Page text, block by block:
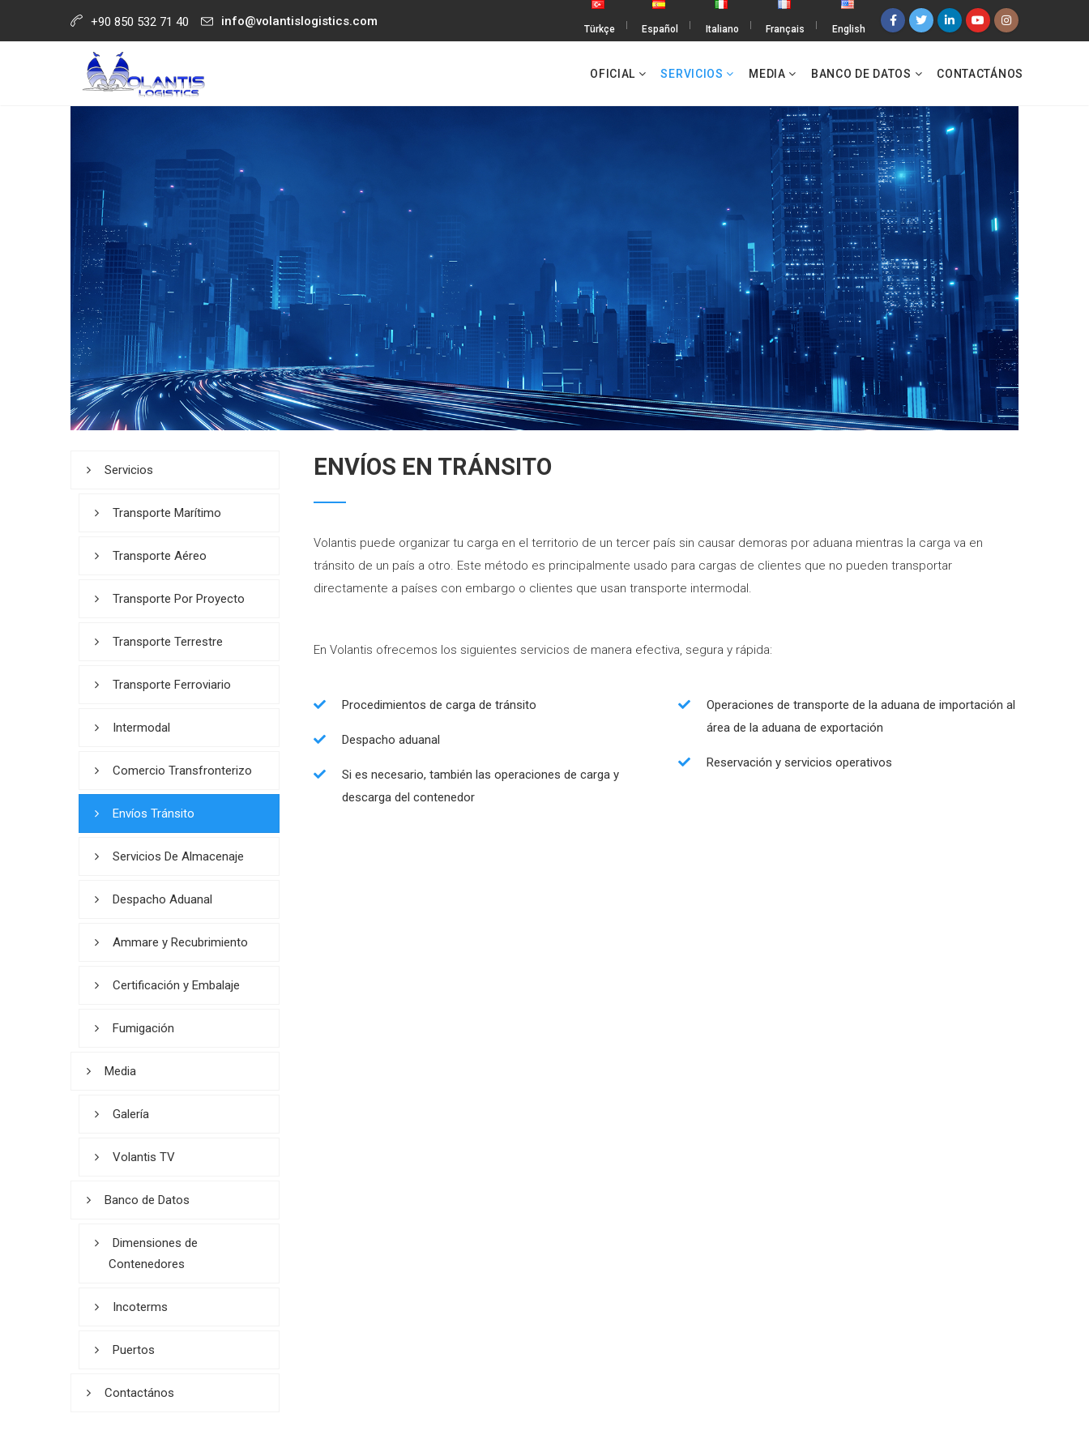
+90 850 532 71 40 info@volantislogistics.com
Türkçe Español Italiano Français English
OFICIAL SERVICIOS MEDIA BANCO DE DATOS CONTACTÁNOS
ENVÍOS EN TRÁNSITO
Volantis puede organizar tu carga en el territorio de un tercer país sin causar demoras por aduana mientras la carga va en
tránsito de un país a otro. Este método es principalmente usado para cargas de clientes que no pueden transportar
directamente a países con embargo o clientes que usan transporte intermodal.
En Volantis ofrecemos los siguientes servicios de manera efectiva, segura y rápida:
Procedimientos de carga de tránsito
Despacho aduanal
Si es necesario, también las operaciones de carga y
descarga del contenedor
Operaciones de transporte de la aduana de importación al
área de la aduana de exportación
Reservación y servicios operativos
Servicios
Transporte Marítimo
Transporte Aéreo
Transporte Por Proyecto
Transporte Terrestre
Transporte Ferroviario
Intermodal
Comercio Transfronterizo
Envíos Tránsito
Servicios De Almacenaje
Despacho Aduanal
Ammare y Recubrimiento
Certificación y Embalaje
Fumigación
Media
Galería
Volantis TV
Banco de Datos
Dimensiones de
Contenedores
Incoterms
Puertos
Contactános